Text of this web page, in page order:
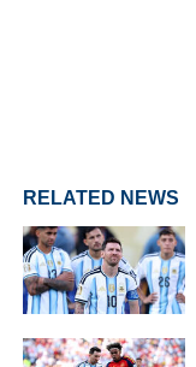
RELATED NEWS